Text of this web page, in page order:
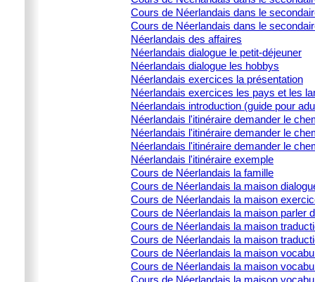
Cours de Néerlandais dans le
Cours de Néerlandais dans le
Néerlandais des affaires
Néerlandais dialogue le petit-déjeuner
Néerlandais dialogue les hobbys
Néerlandais exercices la présentation
Néerlandais exercices les pays et les
Néerlandais introduction (guide pour
Néerlandais l'itinéraire demander le
Néerlandais l'itinéraire demander le
Néerlandais l'itinéraire demander le
Néerlandais l'itinéraire exemple
Cours de Néerlandais la famille
Cours de Néerlandais la maison
Cours de Néerlandais la maison
Cours de Néerlandais la maison parler
Cours de Néerlandais la maison
Cours de Néerlandais la maison
Cours de Néerlandais la maison
Cours de Néerlandais la maison
Cours de Néerlandais la maison